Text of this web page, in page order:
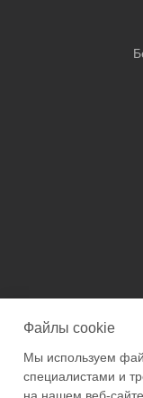
Файлы cookie
Мы используем
специалистами и